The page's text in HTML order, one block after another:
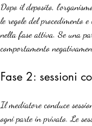
Dopo il deposito,
le regole del procedimento
nella fase attiva. Se una
comportamento
Fase 2: sessioni
Il mediatore conduce
ogni parte in privato. Le